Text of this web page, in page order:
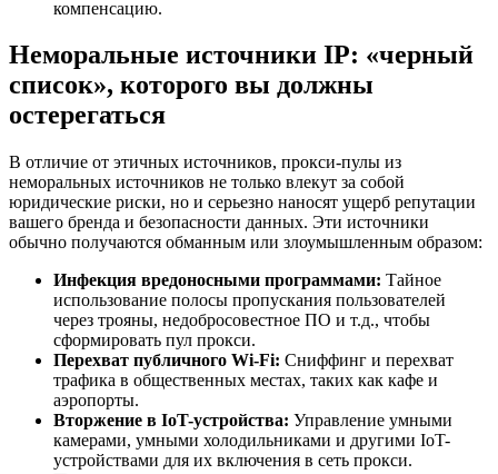
компенсацию.
Неморальные источники IP: «черный
список», которого вы должны
остерегаться
В отличие от этичных источников, прокси-пулы из
неморальных источников не только влекут за собой
юридические риски, но и серьезно наносят ущерб репутации
вашего бренда и безопасности данных. Эти источники
обычно получаются обманным или злоумышленным образом:
Инфекция вредоносными программами: Тайное
использование полосы пропускания пользователей
через трояны, недобросовестное ПО и т.д., чтобы
сформировать пул прокси.
Перехват публичного Wi-Fi: Сниффинг и перехват
трафика в общественных местах, таких как кафе и
аэропорты.
Вторжение в IoT-устройства: Управление умными
камерами, умными холодильниками и другими IoT-
устройствами для их включения в сеть прокси.